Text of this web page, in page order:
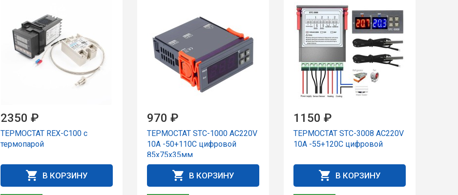
2350 ₽
ТЕРМОСТАТ REX-C100 c
термопарой
В КОРЗИНУ
970 ₽
ТЕРМОСТАТ STC-1000 AC220V
10A -50+110C цифpовой
85x75x35мм
В КОРЗИНУ
1150 ₽
ТЕРМОСТАТ STC-3008 AC220V
10A -55+120C цифpовой
В КОРЗИНУ